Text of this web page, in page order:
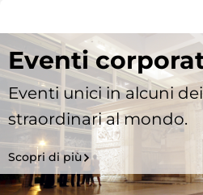
Eventi
Eventi unici in alcuni
straordinari al mondo.
Scopri di più